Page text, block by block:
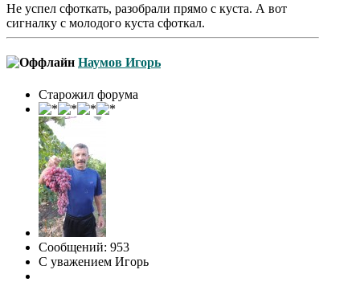
Не успел сфоткать, разобрали прямо с куста. А вот
сигналку с молодого куста сфоткал.
Наумов Игорь
Старожил форума
Сообщений: 953
С уважением Игорь